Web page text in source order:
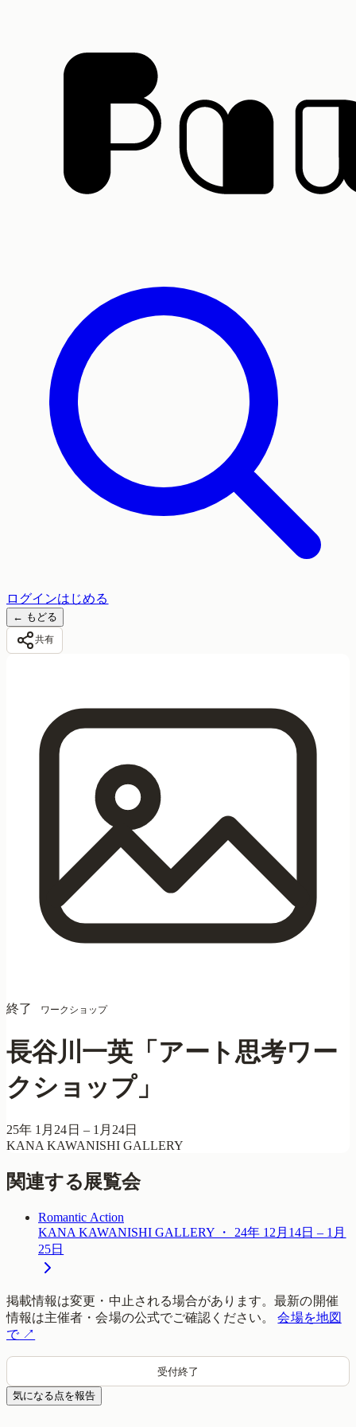
ログインはじめる
← もどる
共有
終了 ワークショップ
長谷川一英「アート思考ワー
クショップ」
25年 1月24日 – 1月24日
KANA KAWANISHI GALLERY
関連する展覧会
Romantic Action
KANA KAWANISHI GALLERY ・ 24年 12月14日 – 1月
25日
掲載情報は変更・中止される場合があります。最新の開催
情報は主催者・会場の公式でご確認ください。
会場を地図
で↗
受付終了
気になる点を報告